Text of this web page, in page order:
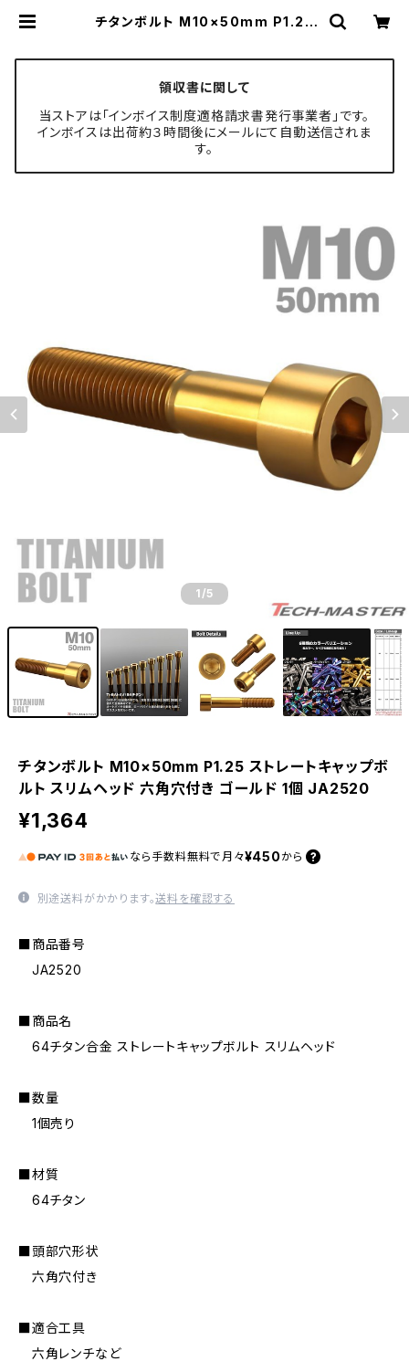
チタンボルト M10×50mm P1.25
| TECH-MASTER ボルト専門店
領収書に関して
当ストアは「インボイス制度適格請求書発行事業者」です。
インボイスは出荷約３時間後にメールにて自動送信されま
す。
1 /5
チタンボルト M10×50mm P1.25 ストレートキャップボ
ルト スリムヘッド 六角穴付き ゴールド 1個 JA2520
¥1,364
なら 手数料無料で 月々¥450 から
別途送料がかかります。送料を確認する
■商品番号
JA2520
■商品名
64チタン合金 ストレートキャップボルト スリムヘッド
■数量
1個売り
■材質
64チタン
■頭部穴形状
六角穴付き
■適合工具
六角レンチなど